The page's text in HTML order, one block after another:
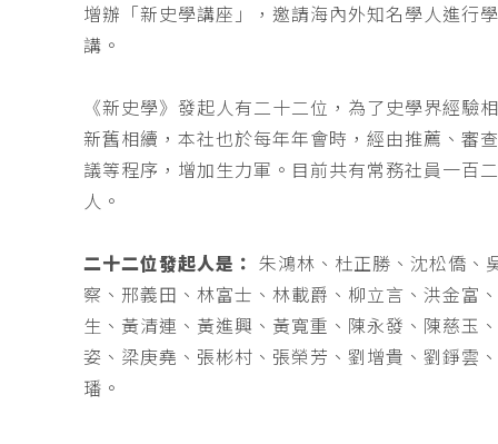
增辦「新史學講座」，邀請海內外知名學人進行
講。
《新史學》發起人有二十二位，為了史學界經驗
新舊相續，本社也於每年年會時，經由推薦、審
議等程序，增加生力軍。目前共有常務社員一百
人。
二十二位發起人是：
朱鴻林、杜正勝、沈松僑、
察、邢義田、林富士、林載爵、柳立言、洪金富
生、黃清連、黃進興、黃寬重、陳永發、陳慈玉
姿、梁庚堯、張彬村、張榮芳、劉增貴、劉錚雲
璠。